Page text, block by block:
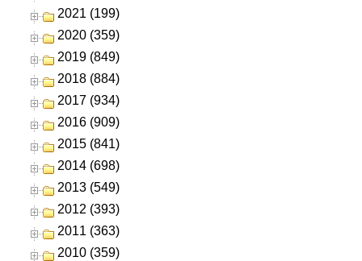
2021 (199)
2020 (359)
2019 (849)
2018 (884)
2017 (934)
2016 (909)
2015 (841)
2014 (698)
2013 (549)
2012 (393)
2011 (363)
2010 (359)